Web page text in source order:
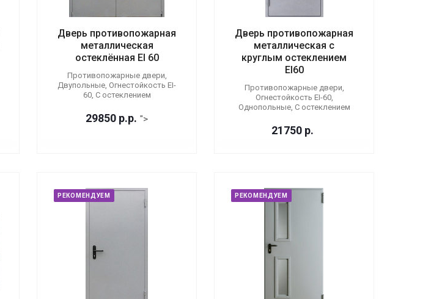
Дверь противопожарная
металлическая
остеклённая EI 60
Противопожарные двери,
Двупольные, Огнестойкость EI-
60, С остеклением
29850 р.р. ">
Дверь противопожарная
металлическая с
круглым остеклением
EI60
Противопожарные двери,
Огнестойкость EI-60,
Однопольные, С остеклением
21750 р.
РЕКОМЕНДУЕМ РЕКОМЕНДУЕМ